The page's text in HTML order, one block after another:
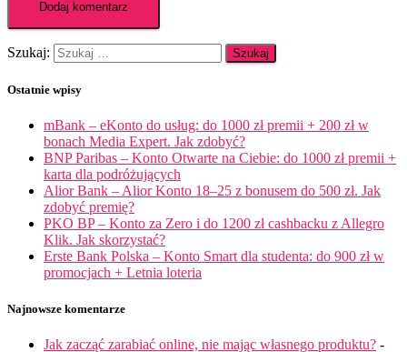
Szukaj:
Ostatnie wpisy
mBank – eKonto do usług: do 1000 zł premii + 200 zł w
bonach Media Expert. Jak zdobyć?
BNP Paribas – Konto Otwarte na Ciebie: do 1000 zł premii +
karta dla podróżujących
Alior Bank – Alior Konto 18–25 z bonusem do 500 zł. Jak
zdobyć premię?
PKO BP – Konto za Zero i do 1200 zł cashbacku z Allegro
Klik. Jak skorzystać?
Erste Bank Polska – Konto Smart dla studenta: do 900 zł w
promocjach + Letnia loteria
Najnowsze komentarze
Jak zacząć zarabiać online, nie mając własnego produktu? -